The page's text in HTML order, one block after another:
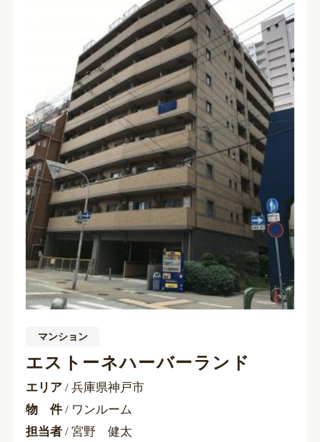
マンション
エストーネハーバーランド
エリア/ 兵庫県神戸市
物 件/ ワンルーム
担当者/ 宮野 健太